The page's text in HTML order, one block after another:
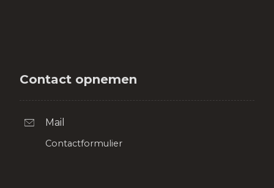
Contact opnemen
Mail
Contactformulier